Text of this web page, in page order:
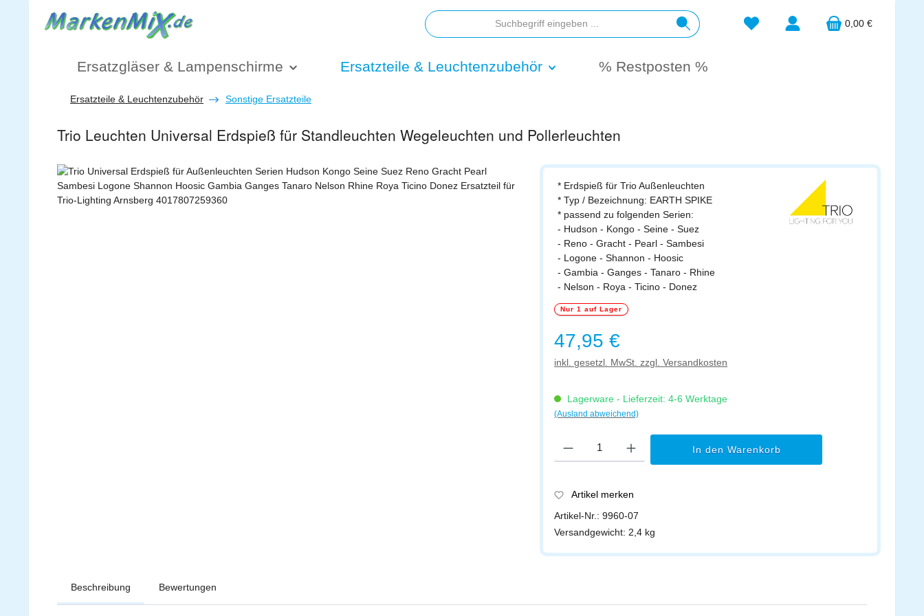
Hauptinhalt springen
Zur Suche springen
Zur Hauptnavigation springen
Du hast 0 Produkte auf dem
0,00 €
Ersatzgläser & Lampenschirme Ersatzteile & Leuchtenzubehör % Restposten %
Ersatzteile & Leuchtenzubehör Sonstige Ersatzteile
Trio Leuchten Universal Erdspieß für Standleuchten Wegeleuchten und Pollerleuchten
Bildergalerie überspringen
* Erdspieß für Trio Außenleuchten
* Typ / Bezeichnung: EARTH SPIKE
* passend zu folgenden Serien:
- Hudson - Kongo - Seine - Suez
- Reno - Gracht - Pearl - Sambesi
- Logone - Shannon - Hoosic
- Gambia - Ganges - Tanaro - Rhine
- Nelson - Roya - Ticino - Donez
Nur 1 auf Lager
Regulärer Preis:
47,95 €
inkl. gesetzl. MwSt. zzgl. Versandkosten
Lagerware - Lieferzeit: 4-6 Werktage
(Ausland abweichend)
In den Warenkorb
Artikel merken
Artikel-Nr.:9960-07
Versandgewicht: 2,4 kg
Beschreibung Bewertungen